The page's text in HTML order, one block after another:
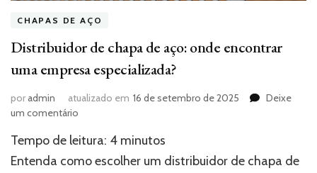
CHAPAS DE AÇO
Distribuidor de chapa de aço: onde encontrar
uma empresa especializada?
poradmin atualizado em 16 de setembro de 2025
Deixe
um comentário
de
chapa
Tempo de leitura: 4 minutos
Entenda como escolher um distribuidor de chapa de